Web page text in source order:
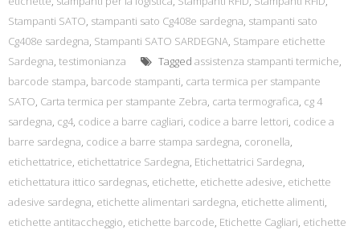
Stampanti SATO, stampanti sato Cg408e sardegna, stampanti sato
Cg408e sardegna, Stampanti SATO SARDEGNA, Stampare etichette
Sardegna, testimonianza Tagged assistenza stampanti termiche,
barcode stampa, barcode stampanti, carta termica per stampante
SATO, Carta termica per stampante Zebra, carta termografica, cg 4
sardegna, cg4, codice a barre cagliari, codice a barre lettori, codice a
barre sardegna, codice a barre stampa sardegna, coronella,
etichettatrice, etichettatrice Sardegna, Etichettatrici Sardegna,
etichettatura ittico sardegnas, etichette, etichette adesive, etichette
adesive sardegna, etichette alimentari sardegna, etichette alimenti,
etichette antitaccheggio, etichette barcode, Etichette Cagliari, etichette